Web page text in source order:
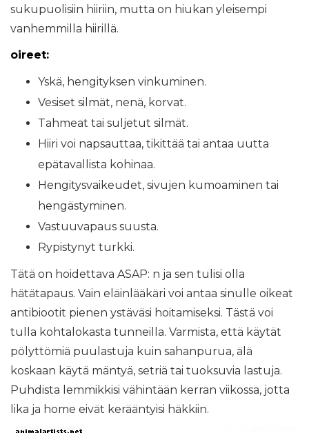
sukupuolisiin hiiriin, mutta on hiukan yleisempi
vanhemmilla hiirillä.
oireet:
Yskä, hengityksen vinkuminen.
Vesiset silmät, nenä, korvat.
Tahmeat tai suljetut silmät.
Hiiri voi napsauttaa, tikittää tai antaa uutta
epätavallista kohinaa.
Hengitysvaikeudet, sivujen kumoaminen tai
hengästyminen.
Vastuuvapaus suusta.
Rypistynyt turkki.
Tätä on hoidettava ASAP: n ja sen tulisi olla
hätätapaus. Vain eläinlääkäri voi antaa sinulle oikeat
antibiootit pienen ystäväsi hoitamiseksi. Tästä voi
tulla kohtalokasta tunneilla. Varmista, että käytät
pölyttömiä puulastuja kuin sahanpurua, älä
koskaan käytä mäntyä, setriä tai tuoksuvia lastuja.
Puhdista lemmikkisi vähintään kerran viikossa, jotta
lika ja home eivät kerääntyisi häkkiin.